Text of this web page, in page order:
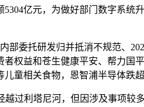
亿元，为做好部门数字系统升
委托研发归并抵消不规范、
权益和苍生健康平安、帮力国
童相关食物，恩智浦半导体跌超
过利塔尼河，但因涉及事项较